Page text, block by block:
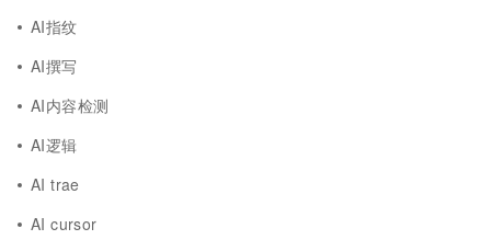
AI指纹
AI撰写
AI内容检测
AI逻辑
AI trae
AI cursor